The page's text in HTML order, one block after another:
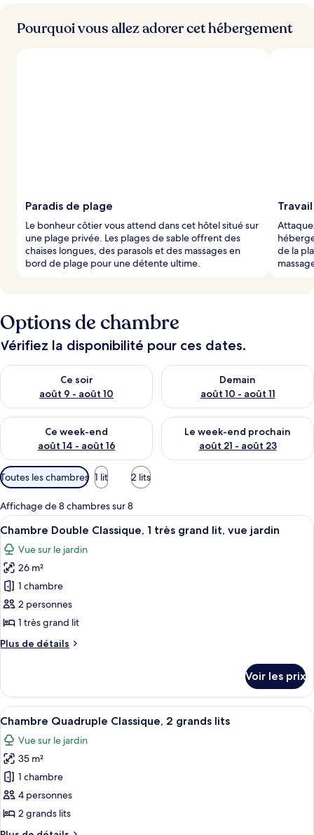
Pourquoi vous allez adorer cet hébergement
Paradis de plage
Le bonheur côtier vous attend dans cet hôtel situé sur
une plage privée. Les plages de sable offrent des
chaises longues, des parasols et des massages en
bord de plage pour une détente ultime.
de la
Options de chambre
Vérifiez la disponibilité pour ces dates.
Ce soir
août 9 - août 10
Vérifier la disponibilité pour ce soir août 9 - août 10
Demain
août 10 - août 11
Vérifier la disponibilité pour
Ce week-end
août 14 - août 16
Vérifier la disponibilité pour ce week-end août 14 - août 16
Le week-end prochain
août 21 - août 23
Vérifier la disponibilité pour
Filtres
disponibles
pour
les
chambres
Toutes les chambres 1 lit 2 lits
Affichage de 8 chambres sur 8
Afficher
toutes
les
photos
pour
ce
type
chambre :
Classique,
1
très
grand
lit,
vue
jardin
Une chambre d’hôtel avec un lit,
6
Chambre Double Classique, 1 très grand lit, vue jardin
Vue sur le jardin
26 m²
1 chambre
2 personnes
1 très grand lit
Plus de détails
Plus
le
type
de
Chambre
Double
Classique,
très
grand
lit,
vue
Voir les prix
Afficher
toutes
les
photos
pour
ce
type
Une chambre d’hôtel avec deux lits,
7
Chambre Quadruple Classique, 2 grands lits
Vue sur le jardin
35 m²
1 chambre
4 personnes
2 grands lits